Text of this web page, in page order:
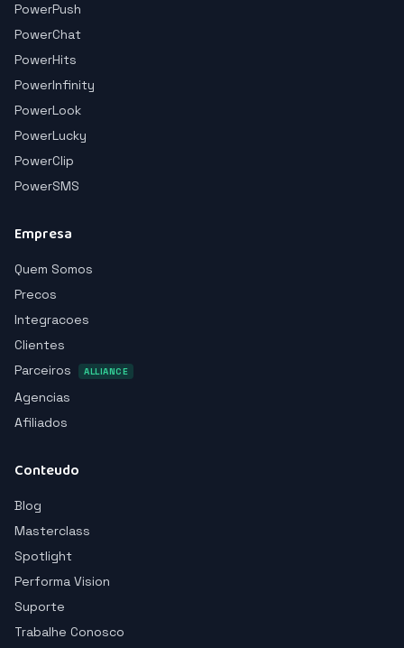
PowerPush
PowerChat
PowerHits
PowerInfinity
PowerLook
PowerLucky
PowerClip
PowerSMS
Empresa
Quem Somos
Precos
Integracoes
Clientes
Parceiros
ALLIANCE
Agencias
Afiliados
Conteudo
Blog
Masterclass
Spotlight
Performa Vision
Suporte
Trabalhe Conosco